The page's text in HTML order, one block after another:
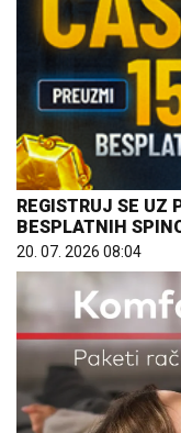
REGISTRUJ SE UZ
BESPLATNIH
20. 07. 2026 08:04